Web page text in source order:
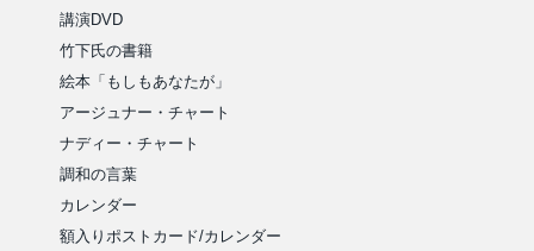
講演DVD
竹下氏の書籍
絵本「もしもあなたが」
アージュナー・チャート
ナディー・チャート
調和の言葉
カレンダー
額入りポストカード/カレンダー